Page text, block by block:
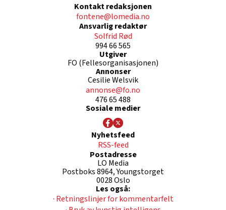
Kontakt redaksjonen
fontene@lomedia.no
Ansvarlig redaktør
Solfrid Rød
994 66 565
Utgiver
FO (Fellesorganisasjonen)
Annonser
Cesilie Welsvik
annonse@fo.no
476 65 488
Sosiale medier
Nyhetsfeed
RSS-feed
Postadresse
LO Media
Postboks 8964, Youngstorget
0028 Oslo
Les også:
· Retningslinjer for kommentarfelt